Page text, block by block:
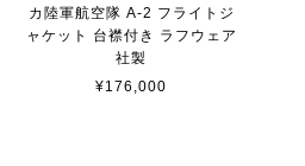
カ陸軍航空隊 A-2 フライトジ
ャケット 台襟付き ラフウェア
社製
¥176,000